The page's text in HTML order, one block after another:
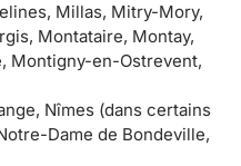
Millas, Mitry-Mory,
Montataire, Montay,
Montigny-en-Ostrevent,
Nîmes (dans certains
Dame de Bondeville,